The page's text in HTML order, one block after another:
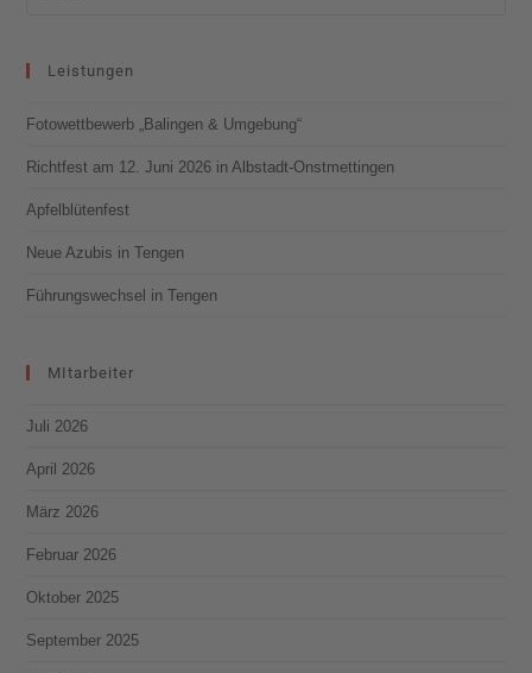
Leistungen
Fotowettbewerb „Balingen & Umgebung“
Richtfest am 12. Juni 2026 in Albstadt-Onstmettingen
Apfelblütenfest
Neue Azubis in Tengen
Führungswechsel in Tengen
MItarbeiter
Juli 2026
April 2026
März 2026
Februar 2026
Oktober 2025
September 2025